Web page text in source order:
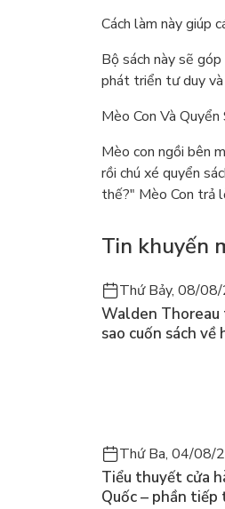
Cách làm này giúp
Bộ sách này sẽ
phát triển tư duy
Mèo Con Và Quyển
Mèo con ngồi bên
rồi chú xé quyển
thế?" Mèo Con trả
Tin khuyến
Thứ Bảy, 08/
Walden Thoreau
sao cuốn sách về
Thứ Ba, 04/08/
Tiểu thuyết cửa
Quốc – phần